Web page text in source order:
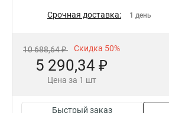
Срочная доставка: 1 день
10 688,64 ₽ Скидка 50%
5 290,34 ₽
Цена за 1 шт
Быстрый заказ